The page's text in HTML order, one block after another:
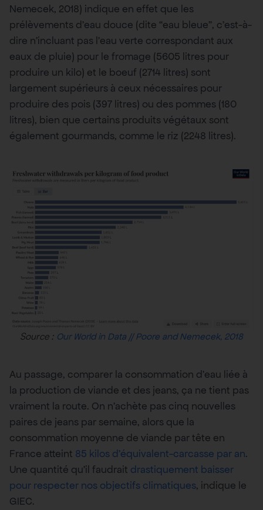
Nemecek, 2018) indique en effet que les
prélèvements d’eau douce (dite “eau bleue”, c’est-à-
dire n’incluant pas l’eau verte correspondant aux
eaux de pluie) pour le fromage (5605 litres pour
produire un kilo) et le boeuf (2714 litres) sont
largement supérieurs à ceux nécessaires pour
produire des pois (397 litres) ou des pommes (180
litres), bien que certains produits végétaux sont
également gourmands, comme le riz (2248 litres).
Source : Our World in Data // Poore and Nemecek, 2018
Au passage, comparer la consommation d’eau liée à
la production de viande et des jeans, ça ne tient pas
vraiment la route. On n’achète pas cinq nouvelles
paires de jeans par semaine, alors que la
consommation moyenne de viande par tête en
France atteint 85 kilos d’équivalent-carcasse par an.
Une quantité qu’il faudrait drastiquement baisser
pour respecter nos objectifs climatiques, indique le
GIEC.